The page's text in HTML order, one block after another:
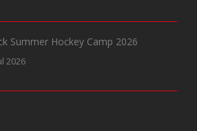
Summer Hockey Camp 2026
2026